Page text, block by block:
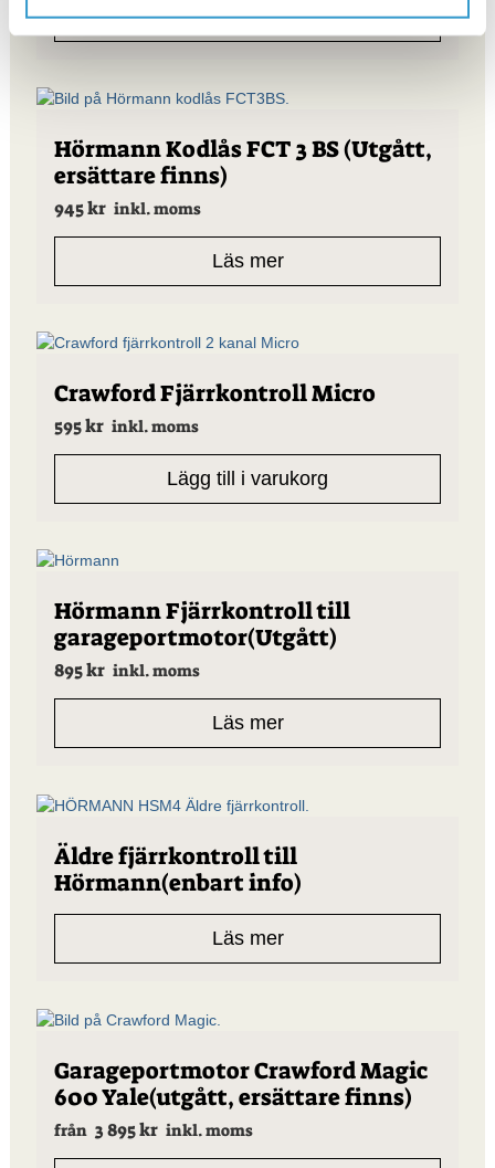
Lägg till i varukorg
Hörmann Kodlås FCT 3 BS (Utgått,
ersättare finns)
945kr inkl. moms
Läs mer
Crawford Fjärrkontroll Micro
595kr inkl. moms
Lägg till i varukorg
Hörmann Fjärrkontroll till
garageportmotor(Utgått)
895kr inkl. moms
Läs mer
Äldre fjärrkontroll till
Hörmann(enbart info)
Läs mer
Garageportmotor Crawford Magic
600 Yale(utgått, ersättare finns)
från 3 895kr inkl. moms
Den
här
produkten
har